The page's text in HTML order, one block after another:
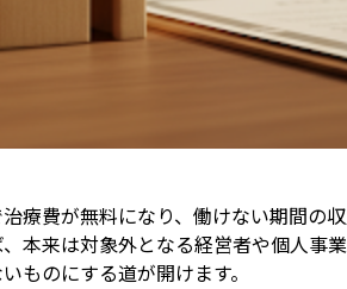
療費が無料になり、働けない期間の
本来は対象外となる経営者や個人事
ものにする道が開けます。